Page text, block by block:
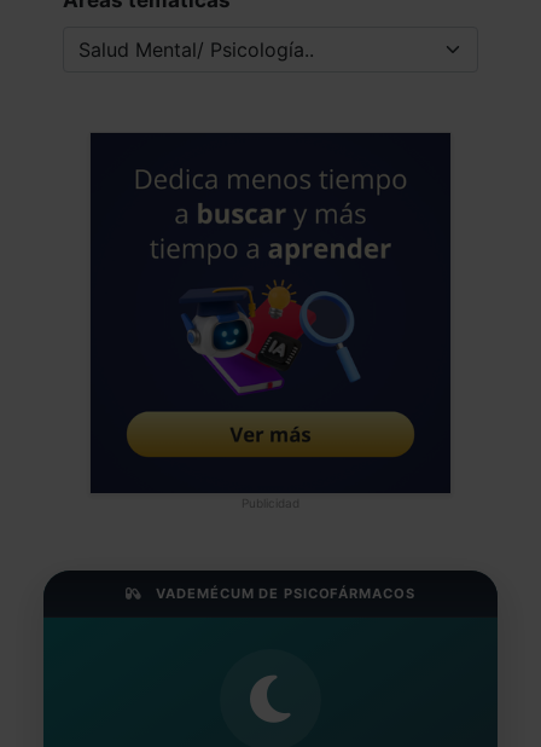
Publicidad
VADEMÉCUM DE PSICOFÁRMACOS